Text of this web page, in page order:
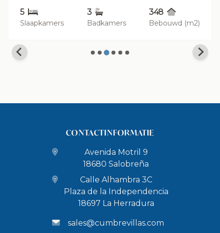
5
Slaapkamers
3
Badkamers
348
Bebouwd (m2)
CONTACTINFORMATIE
Avenida Motril 9
18680 Salobreña
Calle Alhambra 3C
Plaza de la Independencia
18697 La Herradura
sales@cumbrevillas.com